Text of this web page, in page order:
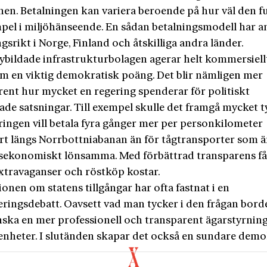
Betalningen kan variera beroende på hur väl den
i miljöhänseende. En sådan betalningsmodell har
i Norge, Finland och åtskilliga andra länder.
infrastrukturbolagen agerar helt
en viktig demokratisk poäng. Det blir nämligen mer
hur mycket en regering spenderar för politiskt
satsningar. Till exempel skulle det framgå mycket
vill betala fyra gånger mer per personkilometer
längs Norrbottniabanan än för tågtransporter som
lönsamma. Med förbättrad transparens
och röstköp kostar.
om statens tillgångar har ofta fastnat i en
Oavsett vad man tycker i den frågan
en mer professionell och transparent
I slutänden skapar det också en sundare